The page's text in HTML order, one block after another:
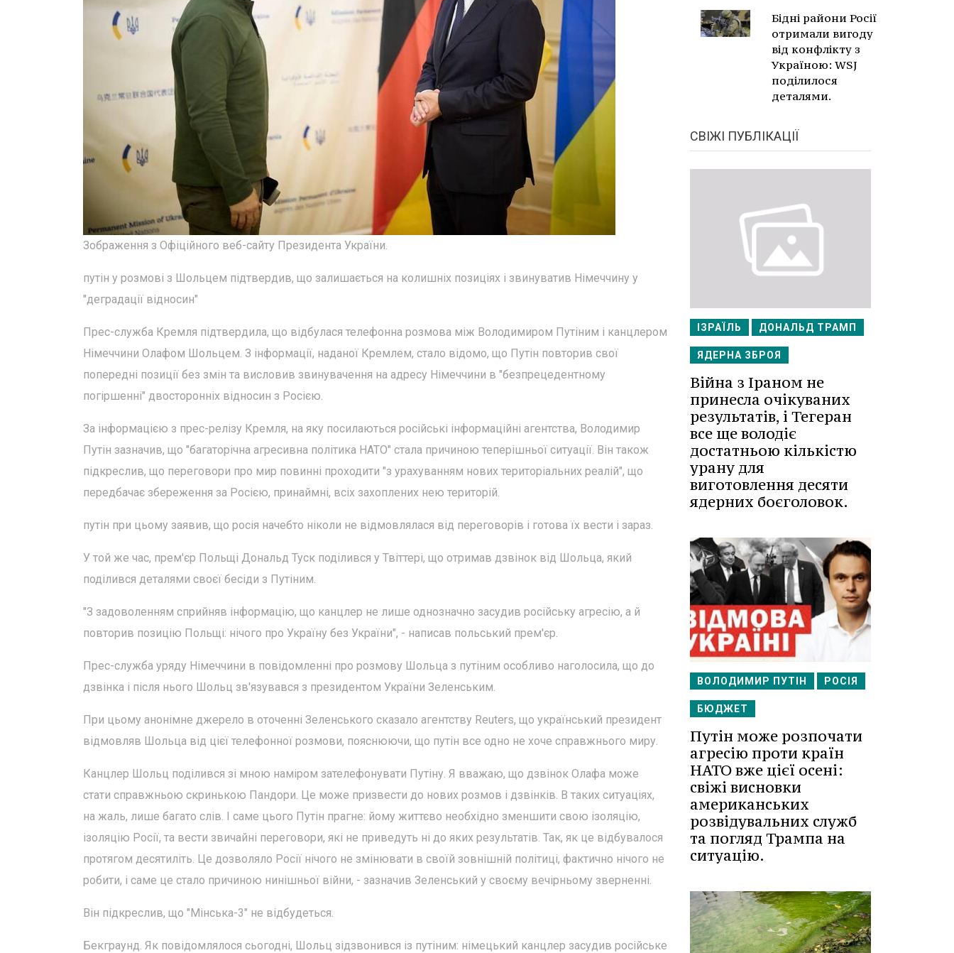
Зображення з Офіційного веб-сайту Президента України.
путін у розмові з Шольцем підтвердив, що залишається на колишніх позиціях і звинуватив Німеччину у
"деградації відносин"
Прес-служба Кремля підтвердила, що відбулася телефонна розмова між Володимиром Путіним і канцлером
Німеччини Олафом Шольцем. З інформації, наданої Кремлем, стало відомо, що Путін повторив свої
попередні позиції без змін та висловив звинувачення на адресу Німеччини в "безпрецедентному
погіршенні" двосторонніх відносин з Росією.
За інформацією з прес-релізу Кремля, на яку посилаються російські інформаційні агентства, Володимир
Путін зазначив, що "багаторічна агресивна політика НАТО" стала причиною теперішньої ситуації. Він також
підкреслив, що переговори про мир повинні проходити "з урахуванням нових територіальних реалій", що
передбачає збереження за Росією, принаймні, всіх захоплених нею територій.
путін при цьому заявив, що росія начебто ніколи не відмовлялася від переговорів і готова їх вести і зараз.
У той же час, прем'єр Польщі Дональд Туск поділився у Твіттері, що отримав дзвінок від Шольца, який
поділився деталями своєї бесіди з Путіним.
"З задоволенням сприйняв інформацію, що канцлер не лише однозначно засудив російську агресію, а й
повторив позицію Польщі: нічого про Україну без України", - написав польський прем'єр.
Прес-служба уряду Німеччини в повідомленні про розмову Шольца з путіним особливо наголосила, що до
дзвінка і після нього Шольц зв'язувався з президентом України Зеленським.
При цьому анонімне джерело в оточенні Зеленського сказало агентству Reuters, що український президент
відмовляв Шольца від цієї телефонної розмови, пояснюючи, що путін все одно не хоче справжнього миру.
Канцлер Шольц поділився зі мною наміром зателефонувати Путіну. Я вважаю, що дзвінок Олафа може
стати справжньою скринькою Пандори. Це може призвести до нових розмов і дзвінків. В таких ситуаціях,
на жаль, лише багато слів. І саме цього Путін прагне: йому життєво необхідно зменшити свою ізоляцію,
ізоляцію Росії, та вести звичайні переговори, які не приведуть ні до яких результатів. Так, як це відбувалося
протягом десятиліть. Це дозволяло Росії нічого не змінювати в своїй зовнішній політиці, фактично нічого не
робити, і саме це стало причиною нинішньої війни, - зазначив Зеленський у своєму вечірньому зверненні.
Він підкреслив, що "Мінська-3" не відбудеться.
Бекграунд. Як повідомлялося сьогодні, Шольц зідзвонився із путіним: німецький канцлер засудив російське
Бідні райони Росії
отримали вигоду
від конфлікту з
Україною: WSJ
поділилося
деталями.
СВІЖІ ПУБЛІКАЦІЇ
ІЗРАЇЛЬ ДОНАЛЬД ТРАМП
ЯДЕРНА ЗБРОЯ
Війна з Іраном не
принесла очікуваних
результатів, і Тегеран
все ще володіє
достатньою кількістю
урану для
виготовлення десяти
ядерних боєголовок.
ВОЛОДИМИР ПУТІН РОСІЯ
БЮДЖЕТ
Путін може розпочати
агресію проти країн
НАТО вже цієї осені:
свіжі висновки
американських
розвідувальних служб
та погляд Трампа на
ситуацію.